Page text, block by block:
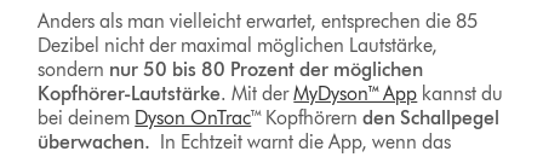
Anders als man vielleicht erwartet, entsprechen die 85
Dezibel nicht der maximal möglichen Lautstärke,
sondern nur 50 bis 80 Prozent der möglichen
Kopfhörer-Lautstärke. Mit derMyDyson™ App kannst du
bei deinem Dyson OnTrac™ Kopfhörernden Schallpegel
überwachen. In Echtzeit warnt die App, wenn das